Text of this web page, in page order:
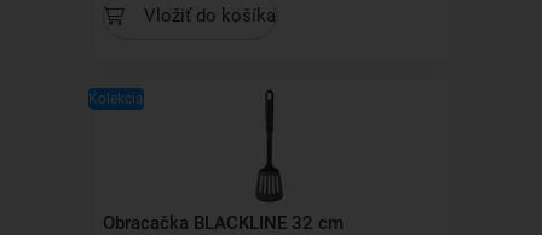
Vložiť do košíka
Kolekcia
Obracačka BLACKLINE 32 cm